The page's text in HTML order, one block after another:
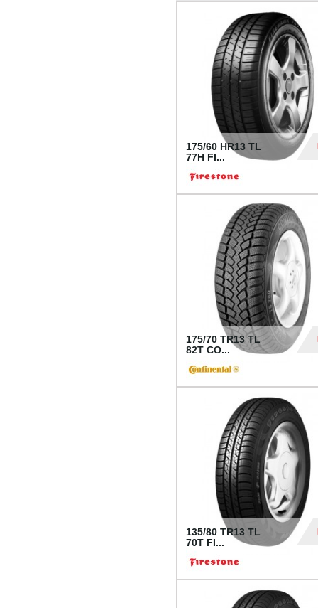
175/60 HR13 TL
77H FI...
175/70 TR13 TL
82T CO...
135/80 TR13 TL
70T FI...